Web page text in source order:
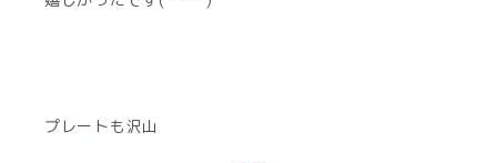
プレートも沢山